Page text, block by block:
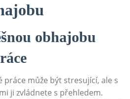
obhajobu
práce může ⁣být stresující, ale s
ji‌ zvládnete s‌ přehledem.